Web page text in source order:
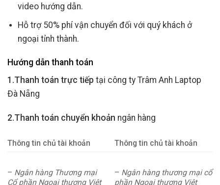
video hướng dẫn.
Hỗ trợ 50% phí vận chuyển đối với quý khách ở
ngoại tỉnh thành.
Hướng dẫn thanh toán
1.Thanh toán trực tiếp tại công ty Trâm Anh Laptop
Đà Nẵng
2.Thanh toán chuyển khoản ngân hàng
Thông tin chủ tài khoản Thông tin chủ tài khoản
– Ngân hàng Thương mại
Cổ phần Ngoại thương Việt
– Ngân hàng thương mại cổ
phần Ngoại thương Việt